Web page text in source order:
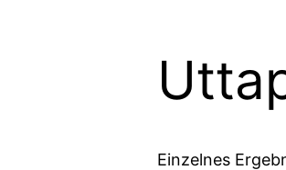
Einzelnes